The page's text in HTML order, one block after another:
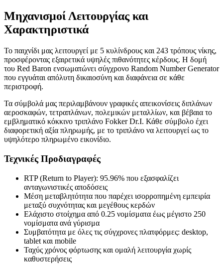
Μηχανισμοί Λειτουργίας και
Χαρακτηριστικά
Το παιχνίδι μας λειτουργεί με 5 κυλίνδρους και 243 τρόπους νίκης,
προσφέροντας εξαιρετικά υψηλές πιθανότητες κέρδους. Η δομή
του Red Baron ενσωματώνει σύγχρονο Random Number Generator
που εγγυάται απόλυτη δικαιοσύνη και διαφάνεια σε κάθε
περιστροφή.
Τα σύμβολά μας περιλαμβάνουν γραφικές απεικονίσεις διπλάνων
αεροσκαφών, τετραπλάνων, πολεμικών μεταλλίων, και βέβαια το
εμβληματικό κόκκινο τριπλάνο Fokker Dr.I. Κάθε σύμβολο έχει
διαφορετική αξία πληρωμής, με το τριπλάνο να λειτουργεί ως το
υψηλότερο πληρωμένο εικονίδιο.
Τεχνικές Προδιαγραφές
RTP (Return to Player): 95.96% που εξασφαλίζει
ανταγωνιστικές αποδόσεις
Μέση μεταβλητότητα που παρέχει ισορροπημένη εμπειρία
μεταξύ συχνότητας και μεγέθους κερδών
Ελάχιστο στοίχημα από 0.25 νομίσματα έως μέγιστο 250
νομίσματα ανά γύρισμα
Συμβατότητα με όλες τις σύγχρονες πλατφόρμες: desktop,
tablet και mobile
Ταχύς χρόνος φόρτωσης και ομαλή λειτουργία χωρίς
καθυστερήσεις